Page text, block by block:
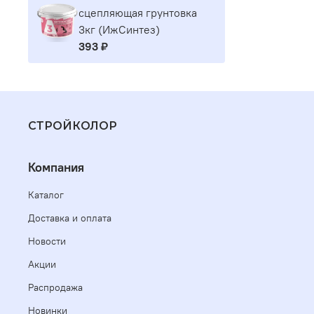
сцепляющая грунтовка
3кг (ИжСинтез)
393 ₽
СТРОЙКОЛОР
Компания
Каталог
Доставка и оплата
Новости
Акции
Распродажа
Новинки